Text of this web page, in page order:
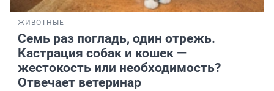
ЖИВОТНЫЕ
Семь раз погладь, один отрежь.
Кастрация собак и кошек —
жестокость или необходимость?
Отвечает ветеринар